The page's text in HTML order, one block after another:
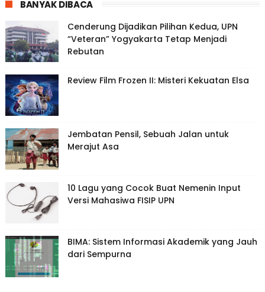
BANYAK DIBACA
Cenderung Dijadikan Pilihan Kedua, UPN
“Veteran” Yogyakarta Tetap Menjadi
Rebutan
Review Film Frozen II: Misteri Kekuatan Elsa
Jembatan Pensil, Sebuah Jalan untuk
Merajut Asa
10 Lagu yang Cocok Buat Nemenin Input
Versi Mahasiwa FISIP UPN
BIMA: Sistem Informasi Akademik yang Jauh
dari Sempurna